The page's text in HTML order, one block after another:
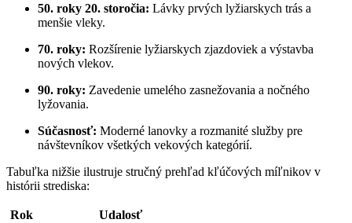
50. roky 20. storočia: Lávky prvých lyžiarskych trás a
menšie vleky.
70. roky: Rozšírenie lyžiarskych zjazdoviek a výstavba
nových vlekov.
90. roky: Zavedenie umelého zasnežovania a nočného
lyžovania.
Súčasnosť: Moderné lanovky a rozmanité služby pre
návštevníkov všetkých vekových kategórií.
Tabuľka nižšie ilustruje stručný prehľad kľúčových míľnikov v
histórii strediska:
Rok
Udalosť